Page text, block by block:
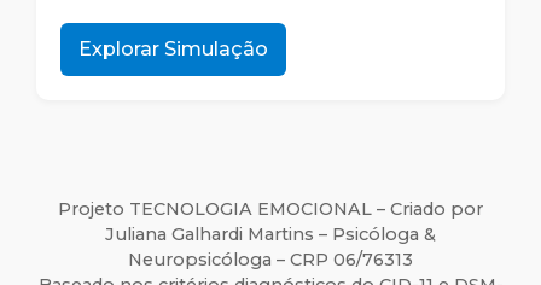
Explorar Simulação
Projeto TECNOLOGIA EMOCIONAL – Criado por
Juliana Galhardi Martins – Psicóloga &
Neuropsicóloga – CRP 06/76313